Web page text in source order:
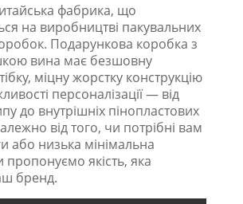
фабрика, що
на виробництві пакувальних
Подарункова коробка з
вина має безшовну
міцну жорстку конструкцію
персоналізації — від
до внутрішніх пінопластових
від того, чи потрібні вам
або низька мінімальна
пропонуємо якість, яка
бренд.